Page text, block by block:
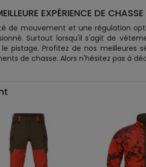
EXPÉRIENCE DE CHASSE
de mouvement et une régulation
Surtout lorsqu'il s'agit de
Profitez de nos meilleures
de chasse. Alors n'hésitez pas à